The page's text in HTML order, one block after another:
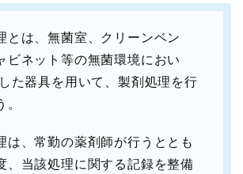
とは、無菌室、クリーンベン
ビネット等の無菌環境におい
た器具を用いて、製剤処理を行
。
は、常勤の薬剤師が行うととも
、当該処理に関する記録を整備